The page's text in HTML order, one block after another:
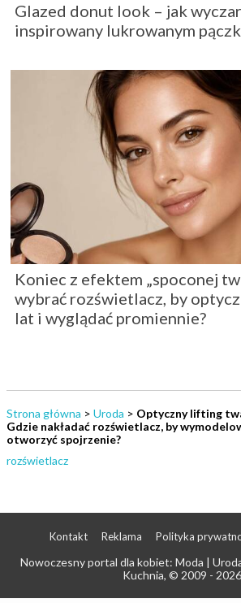
Glazed donut look – jak
inspirowany lukrowanym
Koniec z efektem „spoconej
wybrać rozświetlacz, by
lat i wyglądać promiennie?
Strona główna > Uroda > Optyczny lifting
Gdzie nakładać rozświetlacz, by
otworzyć spojrzenie?
rozświetlacz
Kontakt Reklama Polityka
Nowoczesny portal dla kobiet: Moda |
Kuchnia, © 2009 - 2026